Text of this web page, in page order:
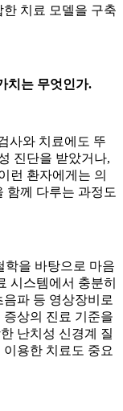
치료 모델을 구축
치는 무엇인가.
사와 치료에도 뚜
진단을 받았거나,
런 환자에게는 의
함께 다루는 과정도
학을 바탕으로 마음
시스템에서 충분히
파 등 영상장비로
상의 진료 기준을
난치성 신경계 질
용한 치료도 중요